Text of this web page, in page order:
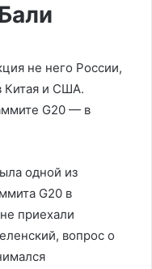
не него России,
Китая и США.
G20 — в
одной из
G20 в
приехали
вопрос о